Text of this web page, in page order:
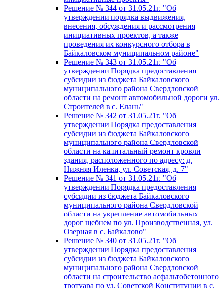
Решение № 344 от 31.05.21г. "Об
утверждении порядка выдвижения,
внесения, обсуждения и рассмотрения
инициативных проектов, а также
проведения их конкурсного отбора в
Байкаловском муниципальном районе"
Решение № 343 от 31.05.21г. "Об
утверждении Порядка предоставления
субсидии из бюджета Байкаловского
муниципального района Свердловской
области на ремонт автомобильной дороги ул.
Строителей в с. Елань"
Решение № 342 от 31.05.21г. "Об
утверждении Порядка предоставления
субсидии из бюджета Байкаловского
муниципального района Свердловской
области на капитальный ремонт кровли
здания, расположенного по адресу: д.
Нижняя Иленка, ул. Советская, д. 7"
Решение № 341 от 31.05.21г. "Об
утверждении Порядка предоставления
субсидии из бюджета Байкаловского
муниципального района Свердловской
области на укрепление автомобильных
дорог щебнем по ул. Производственная, ул.
Озерная в с. Байкалово"
Решение № 340 от 31.05.21г. "Об
утверждении Порядка предоставления
субсидии из бюджета Байкаловского
муниципального района Свердловской
области на строительство асфальтобетонного
тротуара по ул. Советской Конституции в с.